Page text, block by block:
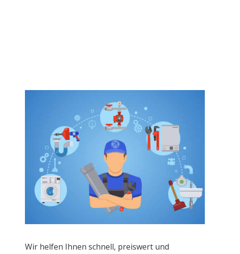
Wir helfen Ihnen schnell, preiswert und